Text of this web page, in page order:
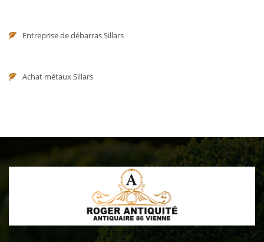
Entreprise de débarras Sillars
Achat métaux Sillars